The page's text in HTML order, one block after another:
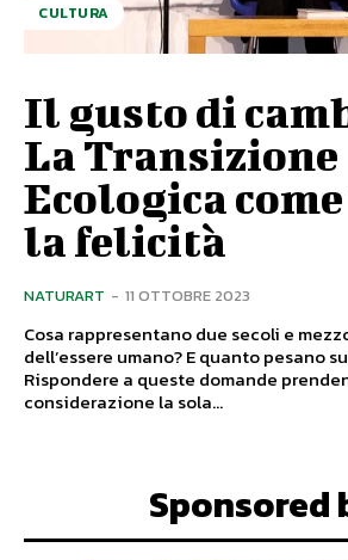
CULTURA
Il gusto di
La Transizione
Ecologica
la felicità
NATURART - 11 OTTOBRE 2023
Cosa rappresentano due secoli e
dell’essere umano? E quanto pesano
Rispondere a queste domande
considerazione la sola...
Sponsored